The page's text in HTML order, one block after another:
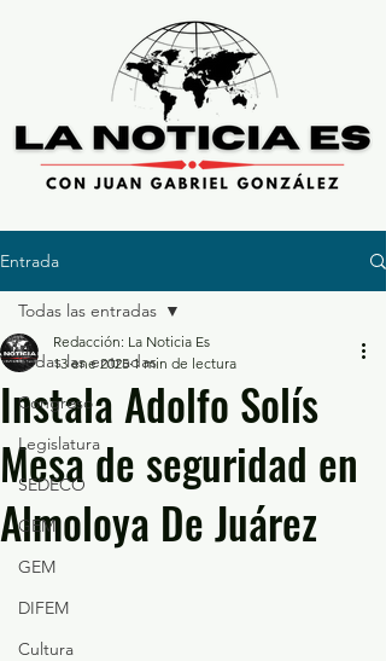
Entrada
Todas las entradas
Congreso
Legislatura
SEDECO
GEM
GEM
DIFEM
Cultura
Todas las entradas
Instala Adolfo Solís
Mesa de seguridad en
Almoloya De Juárez
Redacción: La Noticia Es
13 ene 2025 1 min de lectura